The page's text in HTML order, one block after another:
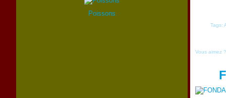
Poissons
Tags:
Vous aimez ?